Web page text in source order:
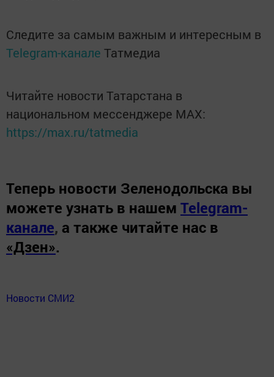
Следите за самым важным и интересным в
Telegram-канале Татмедиа
Читайте новости Татарстана в
национальном мессенджере MАХ:
https://max.ru/tatmedia
Теперь новости Зеленодольска вы
можете узнать в нашем Telegram-
канале, а также читайте нас в
«Дзен».
Новости СМИ2